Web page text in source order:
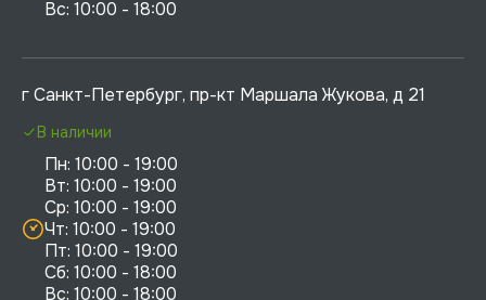
г Санкт-Петербург, пр-кт Маршала Жукова, д 21
Пн: 10:00 - 19:00
Вт: 10:00 - 19:00
Ср: 10:00 - 19:00
Чт: 10:00 - 19:00
Пт: 10:00 - 19:00
Сб: 10:00 - 18:00
В наличии